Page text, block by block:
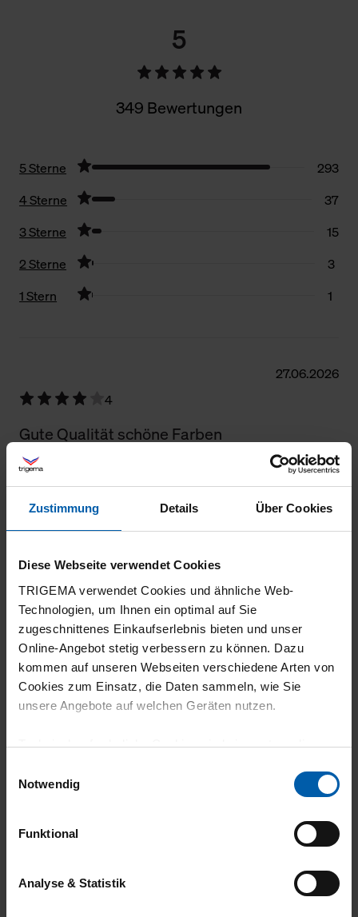
Zustimmung Details Über Cookies
Diese Webseite verwendet Cookies
TRIGEMA verwendet Cookies und ähnliche Web-
Technologien, um Ihnen ein optimal auf Sie
zugeschnittenes Einkaufserlebnis bieten und unser
Online-Angebot stetig verbessern zu können. Dazu
kommen auf unseren Webseiten verschiedene Arten von
Cookies zum Einsatz, die Daten sammeln, wie Sie
unsere Angebote auf welchen Geräten nutzen.
Technisch erforderliche Cookies sind eine notwendige
grundlegende Funktionen wie etwa zur Auswahl und
gewährleisten.
Für die Darstellung personalisierter Angebote, Anzeigen
und Inhalte aufgrund Ihres Nutzerverhaltens und Ihres
Notwendig
Funktional
Analyse & Statistik
5
349 Bewertungen
5 Sterne
293
4 Sterne
37
3 Sterne
15
2 Sterne
3
1 Stern
1
27.06.2026
4
Gute Qualität schöne Farben
Passt sehr gut
04.06.2026
5
So wie ich mir das Produkt auch vorgestellt